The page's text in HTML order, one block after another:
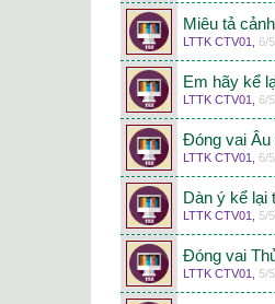
Miêu tả
LTTK CTV01 6/
Em hãy kể
LTTK CTV01 6/
Đóng vai Âu
LTTK CTV01 6/
Dàn ý kể lại
LTTK CTV01 5/
Đóng vai
LTTK CTV01 5/